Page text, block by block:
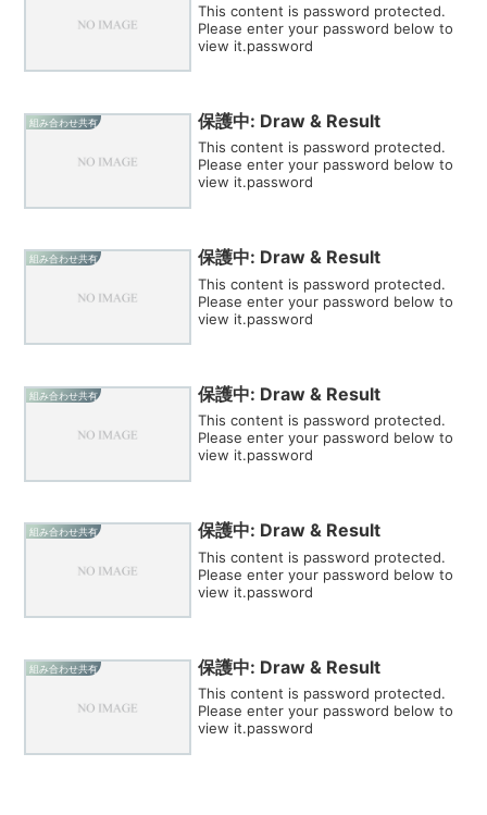
This content is password protected.
Please enter your password below to
view it.password
組み合わせ共有 保護中: Draw & Result
This content is password protected.
Please enter your password below to
view it.password
組み合わせ共有 保護中: Draw & Result
This content is password protected.
Please enter your password below to
view it.password
組み合わせ共有 保護中: Draw & Result
This content is password protected.
Please enter your password below to
view it.password
組み合わせ共有 保護中: Draw & Result
This content is password protected.
Please enter your password below to
view it.password
組み合わせ共有 保護中: Draw & Result
This content is password protected.
Please enter your password below to
view it.password